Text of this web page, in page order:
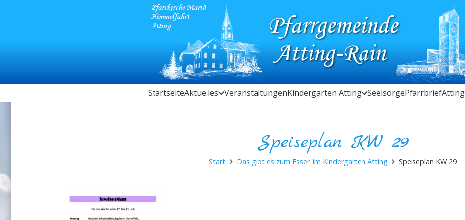
StartseiteAktuelles VeranstaltungenKindergarten Atting SeelsorgePfarrbriefAtting
Speiseplan KW 29
Start Das gibt es zum Essen im Kindergarten Atting Speiseplan KW 29